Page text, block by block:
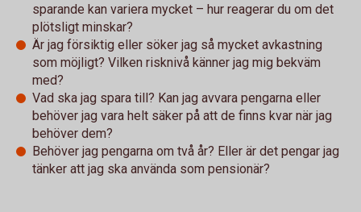
sparande kan variera mycket – hur reagerar du om det
plötsligt minskar?
Är jag försiktig eller söker jag så mycket avkastning
som möjligt? Vilken risknivå känner jag mig bekväm
med?
Vad ska jag spara till? Kan jag avvara pengarna eller
behöver jag vara helt säker på att de finns kvar när jag
behöver dem?
Behöver jag pengarna om två år? Eller är det pengar jag
tänker att jag ska använda som pensionär?